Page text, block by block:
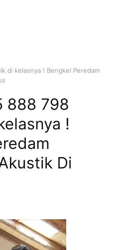
di kelasnya ! Bengkel Peredam
888 798
!
Di